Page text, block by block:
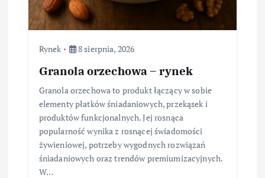
Rynek 8 sierpnia, 2026
Granola orzechowa – rynek
Granola orzechowa to produkt łączący w sobie
elementy płatków śniadaniowych, przekąsek i
produktów funkcjonalnych. Jej rosnąca
popularność wynika z rosnącej świadomości
żywieniowej, potrzeby wygodnych rozwiązań
śniadaniowych oraz trendów premiumizacyjnych.
W…